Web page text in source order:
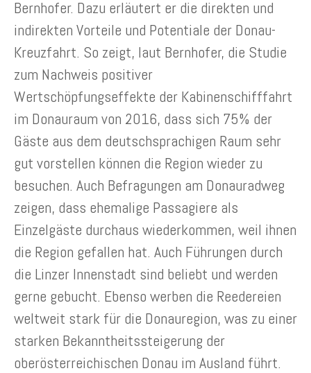
Bernhofer. Dazu erläutert er die direkten und
indirekten Vorteile und Potentiale der Donau-
Kreuzfahrt. So zeigt, laut Bernhofer, die Studie
zum Nachweis positiver
Wertschöpfungseffekte der Kabinenschifffahrt
im Donauraum von 2016, dass sich 75% der
Gäste aus dem deutschsprachigen Raum sehr
gut vorstellen können die Region wieder zu
besuchen. Auch Befragungen am Donauradweg
zeigen, dass ehemalige Passagiere als
Einzelgäste durchaus wiederkommen, weil ihnen
die Region gefallen hat. Auch Führungen durch
die Linzer Innenstadt sind beliebt und werden
gerne gebucht. Ebenso werben die Reedereien
weltweit stark für die Donauregion, was zu einer
starken Bekanntheitssteigerung der
oberösterreichischen Donau im Ausland führt.